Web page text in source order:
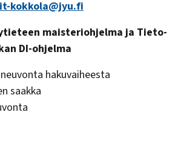
kokkola@jyu.fi
maisteriohjelma ja Tieto-
DI-ohjelma
hakuvaiheesta
saakka